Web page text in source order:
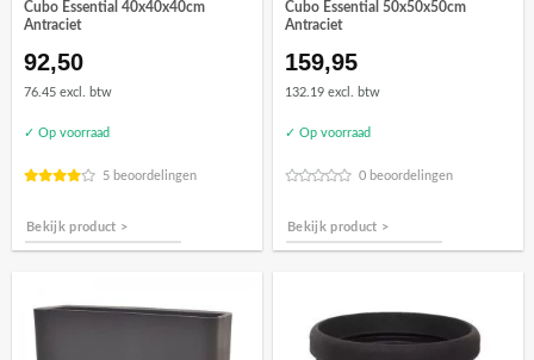
Cubo Essential 40x40x40cm
Antraciet
92,50
76.45 excl. btw
✓ Op voorraad
5 beoordelingen
Bekijk product >
Cubo Essential 50x50x50cm
Antraciet
159,95
132.19 excl. btw
✓ Op voorraad
0 beoordelingen
Bekijk product >